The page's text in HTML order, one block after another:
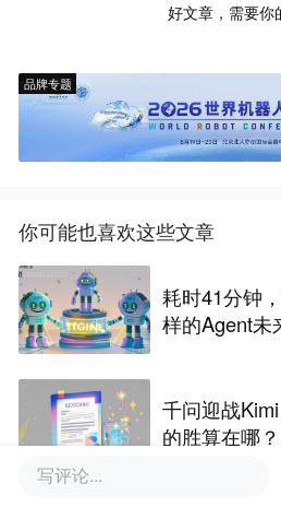
好文章，需要你
品牌专题
你可能也喜欢这些文章
耗时41分钟
样的Agent未
千问迎战
的胜算在哪？
写评论...